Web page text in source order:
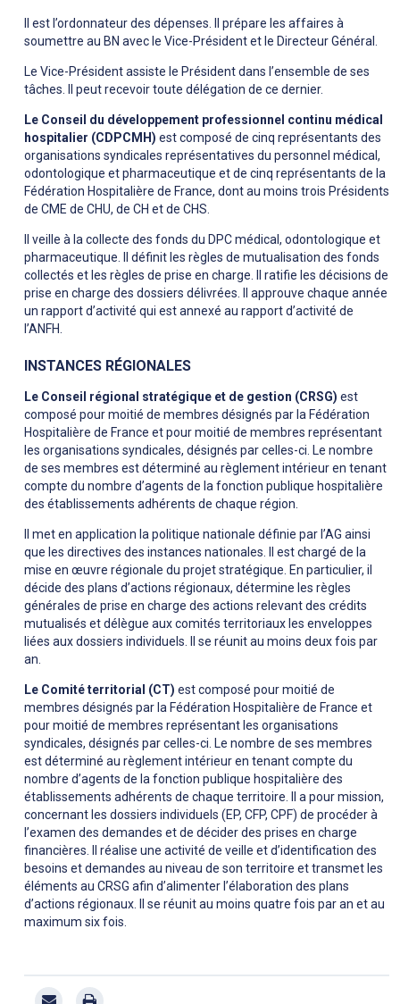
Il est l’ordonnateur des dépenses. Il prépare les affaires à
soumettre au BN avec le Vice-Président et le Directeur Général.
Le Vice-Président assiste le Président dans l’ensemble de ses
tâches. Il peut recevoir toute délégation de ce dernier.
Le Conseil du développement professionnel continu médical
hospitalier (CDPCMH) est composé de cinq représentants des
organisations syndicales représentatives du personnel médical,
odontologique et pharmaceutique et de cinq représentants de la
Fédération Hospitalière de France, dont au moins trois Présidents
de CME de CHU, de CH et de CHS.
Il veille à la collecte des fonds du DPC médical, odontologique et
pharmaceutique. Il définit les règles de mutualisation des fonds
collectés et les règles de prise en charge. Il ratifie les décisions de
prise en charge des dossiers délivrées. Il approuve chaque année
un rapport d’activité qui est annexé au rapport d’activité de
l’ANFH.
INSTANCES RÉGIONALES
Le Conseil régional stratégique et de gestion (CRSG) est
composé pour moitié de membres désignés par la Fédération
Hospitalière de France et pour moitié de membres représentant
les organisations syndicales, désignés par celles-ci. Le nombre
de ses membres est déterminé au règlement intérieur en tenant
compte du nombre d’agents de la fonction publique hospitalière
des établissements adhérents de chaque région.
Il met en application la politique nationale définie par l’AG ainsi
que les directives des instances nationales. Il est chargé de la
mise en œuvre régionale du projet stratégique. En particulier, il
décide des plans d’actions régionaux, détermine les règles
générales de prise en charge des actions relevant des crédits
mutualisés et délègue aux comités territoriaux les enveloppes
liées aux dossiers individuels. Il se réunit au moins deux fois par
an.
Le Comité territorial (CT) est composé pour moitié de
membres désignés par la Fédération Hospitalière de France et
pour moitié de membres représentant les organisations
syndicales, désignés par celles-ci. Le nombre de ses membres
est déterminé au règlement intérieur en tenant compte du
nombre d’agents de la fonction publique hospitalière des
établissements adhérents de chaque territoire. Il a pour mission,
concernant les dossiers individuels (EP, CFP, CPF) de procéder à
l’examen des demandes et de décider des prises en charge
financières. Il réalise une activité de veille et d’identification des
besoins et demandes au niveau de son territoire et transmet les
éléments au CRSG afin d’alimenter l’élaboration des plans
d’actions régionaux. Il se réunit au moins quatre fois par an et au
maximum six fois.